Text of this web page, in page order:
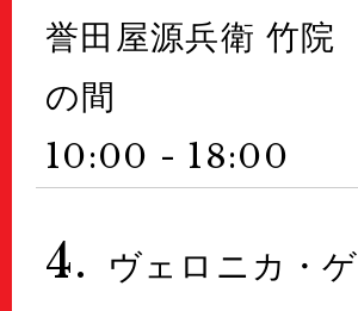
誉田屋源兵衛 竹院
の間
10:00 - 18:00
4.
ヴェロニカ・ゲ